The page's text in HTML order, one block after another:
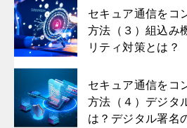
セキュア通信をコ
方法（３）組込み
リティ対策とは？
セキュア通信をコ
方法（４）デジタ
は？デジタル署名